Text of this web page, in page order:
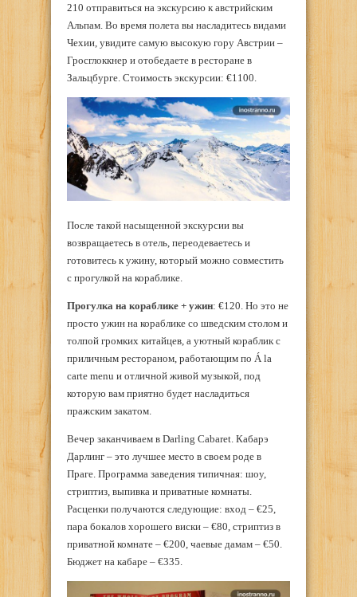
210 отправиться на экскурсию к австрийским
Альпам. Во время полета вы насладитесь видами
Чехии, увидите самую высокую гору Австрии –
Гросглоккнер и отобедаете в ресторане в
Зальцбурге. Стоимость экскурсии: €1100.
После такой насыщенной экскурсии вы
возвращаетесь в отель, переодеваетесь и
готовитесь к ужину, который можно совместить
с прогулкой на кораблике.
Прогулка на кораблике + ужин: €120. Но это не
просто ужин на кораблике со шведским столом и
толпой громких китайцев, а уютный кораблик с
приличным рестораном, работающим по Á la
carte menu и отличной живой музыкой, под
которую вам приятно будет насладиться
пражским закатом.
Вечер заканчиваем в Darling Cabaret. Кабарэ
Дарлинг – это лучшее место в своем роде в
Праге. Программа заведения типичная: шоу,
стриптиз, выпивка и приватные комнаты.
Расценки получаются следующие: вход – €25,
пара бокалов хорошего виски – €80, стриптиз в
приватной комнате – €200, чаевые дамам – €50.
Бюджет на кабаре – €335.